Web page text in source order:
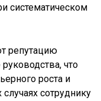
систематическом
репутацию
что
роста и
сотруднику